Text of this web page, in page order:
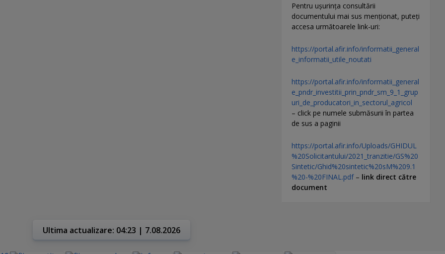
Pentru uşurinţa consultării
documentului mai sus menţionat, puteţi
accesa următoarele link-uri:
https://portal.afir.info/informatii_general
e_informatii_utile_noutati
https://portal.afir.info/informatii_general
e_pndr_investitii_prin_pndr_sm_9_1_grup
uri_de_producatori_in_sectorul_agricol
– click pe numele submăsurii în partea
de sus a paginii
https://portal.afir.info/Uploads/GHIDUL
%20Solicitantului/2021_tranzitie/GS%20
Sintetic/Ghid%20sintetic%20sM%209.1
%20-%20FINAL.pdf– link direct către
document
Ultima actualizare: 04:23 | 7.08.2026